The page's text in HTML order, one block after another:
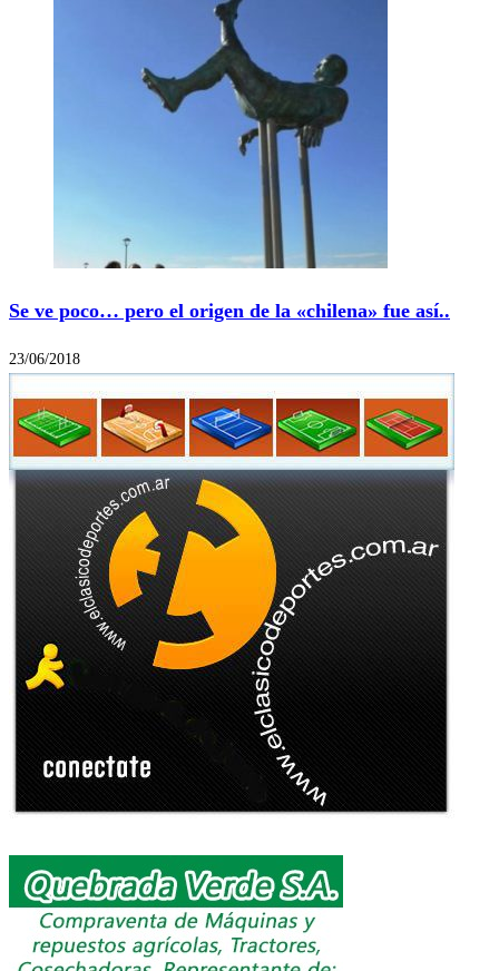
Se ve poco… pero el origen de la «chilena» fue así..
23/06/2018